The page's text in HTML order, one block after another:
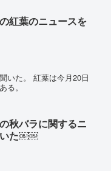
紅葉のニュースを
いた。 紅葉は今月20日
る。
秋バラに関するニ
いた￼￼